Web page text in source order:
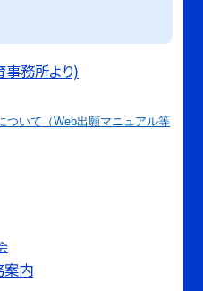
務所より)
ついて（Web出願マニュアル等
案内